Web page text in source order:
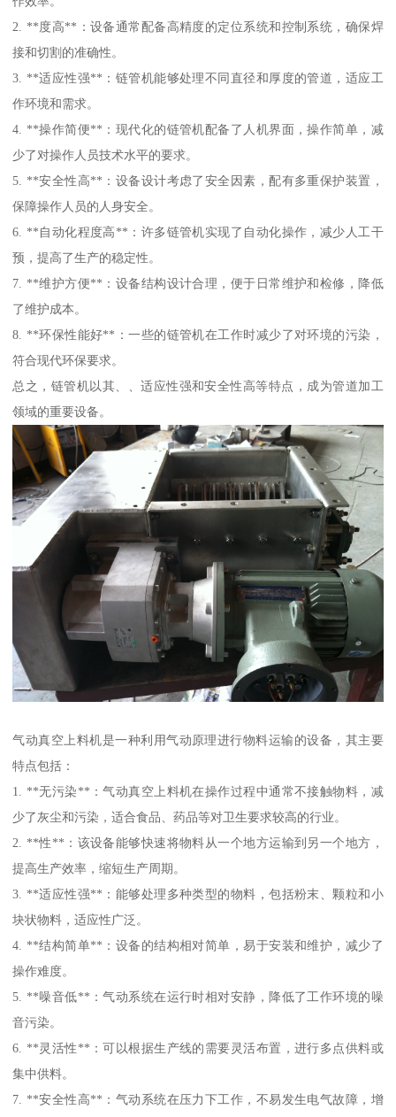
2. **度高**：设备通常配备高精度的定位系统和控制系统，确保焊
接和切割的准确性。
3. **适应性强**：链管机能够处理不同直径和厚度的管道，适应工
作环境和需求。
4. **操作简便**：现代化的链管机配备了人机界面，操作简单，减
少了对操作人员技术水平的要求。
5. **安全性高**：设备设计考虑了安全因素，配有多重保护装置，
保障操作人员的人身安全。
6. **自动化程度高**：许多链管机实现了自动化操作，减少人工干
预，提高了生产的稳定性。
7. **维护方便**：设备结构设计合理，便于日常维护和检修，降低
了维护成本。
8. **环保性能好**：一些的链管机在工作时减少了对环境的污染，
符合现代环保要求。
总之，链管机以其、、适应性强和安全性高等特点，成为管道加工
领域的重要设备。
气动真空上料机是一种利用气动原理进行物料运输的设备，其主要
特点包括：
1. **无污染**：气动真空上料机在操作过程中通常不接触物料，减
少了灰尘和污染，适合食品、药品等对卫生要求较高的行业。
2. **性**：该设备能够快速将物料从一个地方运输到另一个地方，
提高生产效率，缩短生产周期。
3. **适应性强**：能够处理多种类型的物料，包括粉末、颗粒和小
块状物料，适应性广泛。
4. **结构简单**：设备的结构相对简单，易于安装和维护，减少了
操作难度。
5. **噪音低**：气动系统在运行时相对安静，降低了工作环境的噪
音污染。
6. **灵活性**：可以根据生产线的需要灵活布置，进行多点供料或
集中供料。
7. **安全性高**：气动系统在压力下工作，不易发生电气故障，增